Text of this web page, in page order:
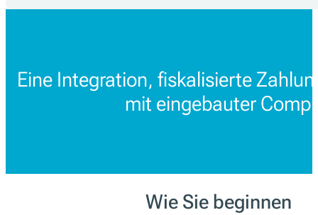
Eine Integration, fiskalisierte
mit eingebauter
Wie Sie beginnen